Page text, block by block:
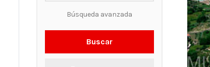
Búsqueda avanzada
Buscar